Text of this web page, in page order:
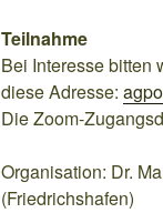
Teilnahme
Bei Interesse bitten
diese Adresse:
Die Zoom-
Organisation: Dr.
(Friedrichshafen)